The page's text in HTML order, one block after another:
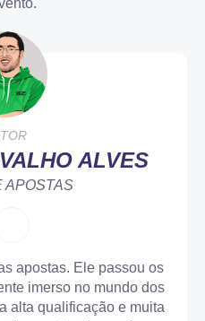
meio de ganhar dinheiro.
práticas de jogo
reconhecer
e estratégias para manter o
jogo responsável
de jogo, procure serviços de
ate $1250
AGORA
4.5
AGORA
AGORA
ate $1250
ALVES
APOSTAS
apostas. Ele passou os
imerso no mundo dos
alta qualificação e muita